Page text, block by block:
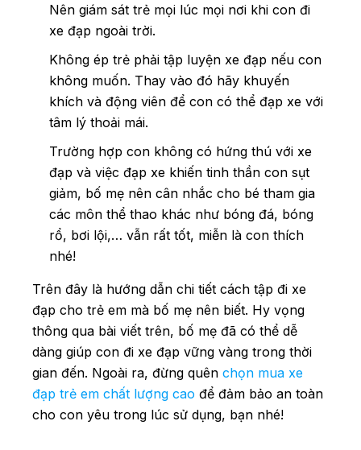
Nên giám sát trẻ mọi lúc mọi nơi khi con đi
xe đạp ngoài trời.
Không ép trẻ phải tập luyện xe đạp nếu con
không muốn. Thay vào đó hãy khuyến
khích và động viên để con có thể đạp xe với
tâm lý thoải mái.
Trường hợp con không có hứng thú với xe
đạp và việc đạp xe khiến tinh thần con sụt
giảm, bố mẹ nên cân nhắc cho bé tham gia
các môn thể thao khác như bóng đá, bóng
rổ, bơi lội,… vẫn rất tốt, miễn là con thích
nhé!
Trên đây là hướng dẫn chi tiết cách tập đi xe
đạp cho trẻ em mà bố mẹ nên biết. Hy vọng
thông qua bài viết trên, bố mẹ đã có thể dễ
dàng giúp con đi xe đạp vững vàng trong thời
gian đến. Ngoài ra, đừng quên chọn mua xe
đạp trẻ em chất lượng cao để đảm bảo an toàn
cho con yêu trong lúc sử dụng, bạn nhé!